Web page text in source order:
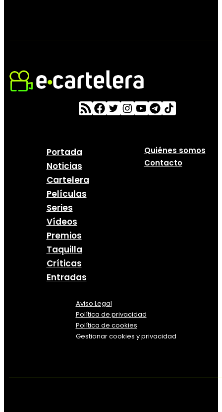
Portada
Noticias
Cartelera
Películas
Series
Vídeos
Premios
Taquilla
Críticas
Entradas
Quiénes somos
Contacto
Aviso Legal
Política de privacidad
Política de cookies
Gestionar cookies y privacidad